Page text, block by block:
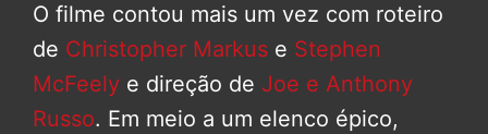
O filme contou mais um vez com roteiro
de Christopher Markus e Stephen
McFeely e direção de Joe e Anthony
Russo. Em meio a um elenco épico,